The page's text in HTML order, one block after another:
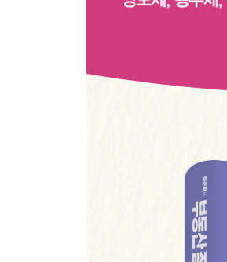
일부러 환산취득가액으로
자본적 지출액은 어떤 게 있
양도비용은 필요경비로 인
08 장기보유특별공제는
보유기간 길수록 공제율 커